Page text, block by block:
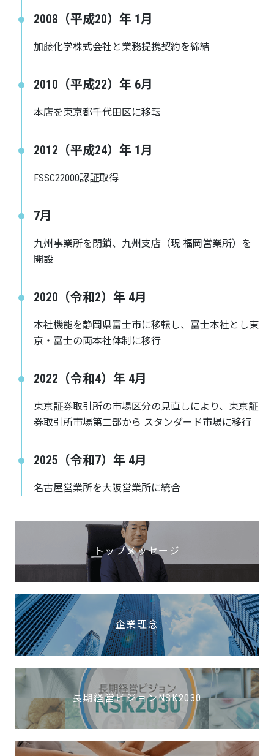
2008（平成20）年 1月
加藤化学株式会社と業務提携契約を締結
2010（平成22）年 6月
本店を東京都千代田区に移転
2012（平成24）年 1月
FSSC22000認証取得
7月
九州事業所を閉鎖、九州支店（現 福岡営業所）を
開設
2020（令和2）年 4月
本社機能を静岡県富士市に移転し、富士本社とし東
京・富士の両本社体制に移行
2022（令和4）年 4月
東京証券取引所の市場区分の見直しにより、東京証
券取引所市場第二部から スタンダード市場に移行
2025（令和7）年 4月
名古屋営業所を大阪営業所に統合
トップメッセージ
企業理念
長期経営ビジョンNSK2030